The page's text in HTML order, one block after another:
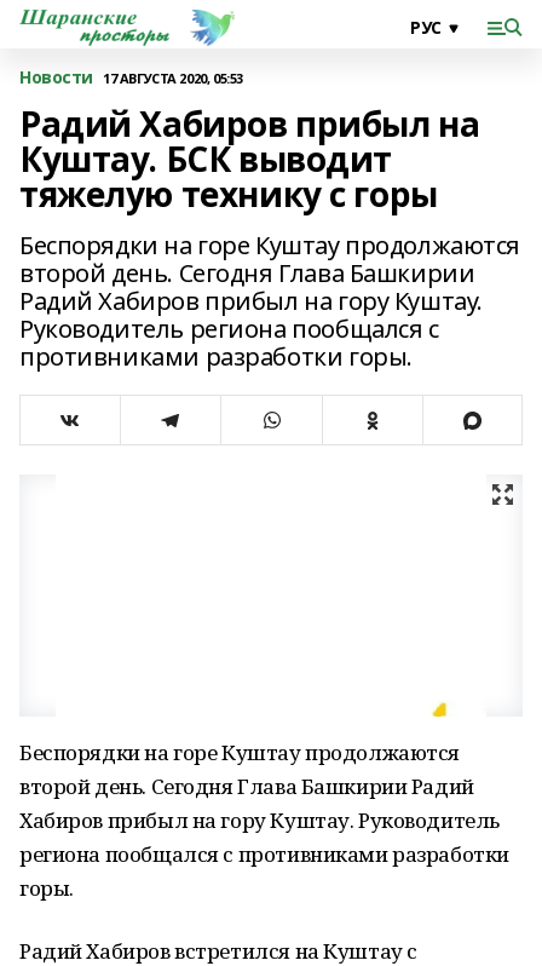
Новости 17 АВГУСТА 2020, 05:53
Радий Хабиров прибыл на
Куштау. БСК выводит
тяжелую технику с горы
Беспорядки на горе Куштау продолжаются
второй день. Сегодня Глава Башкирии
Радий Хабиров прибыл на гору Куштау.
Руководитель региона пообщался с
противниками разработки горы.
Беспорядки на горе Куштау продолжаются
второй день. Сегодня Глава Башкирии Радий
Хабиров прибыл на гору Куштау. Руководитель
региона пообщался с противниками разработки
горы.
Радий Хабиров встретился на Куштау с